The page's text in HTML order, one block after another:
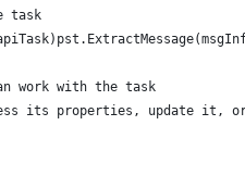
task
work with the task
its properties, update it,